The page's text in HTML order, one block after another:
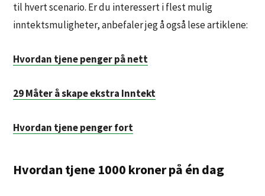
til hvert scenario. Er du interessert i flest mulig
inntektsmuligheter, anbefaler jeg å også lese artiklene:
Hvordan tjene penger på nett
29 Måter å skape ekstra Inntekt
Hvordan tjene penger fort
Hvordan tjene 1000 kroner på én dag